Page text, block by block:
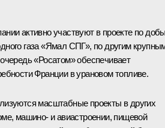
активно участвуют в проекте по
газа «Ямал СПГ», по другим
«Росатом» обеспечивает
Франции в урановом топливе.
масштабные проекты в других
машино- и авиастроении, пищевой